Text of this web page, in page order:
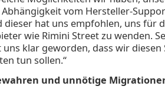
Abhängigkeit vom Hersteller-
dieser hat uns empfohlen, uns für
wie Rimini Street zu wenden.
klar geworden, dass wir diesen
tun sollen.“
und unnötige